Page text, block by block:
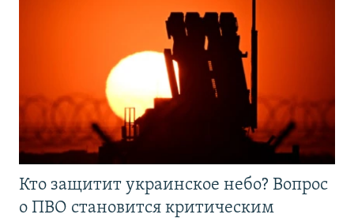
Кто защитит украинское небо? Вопрос
о ПВО становится критическим